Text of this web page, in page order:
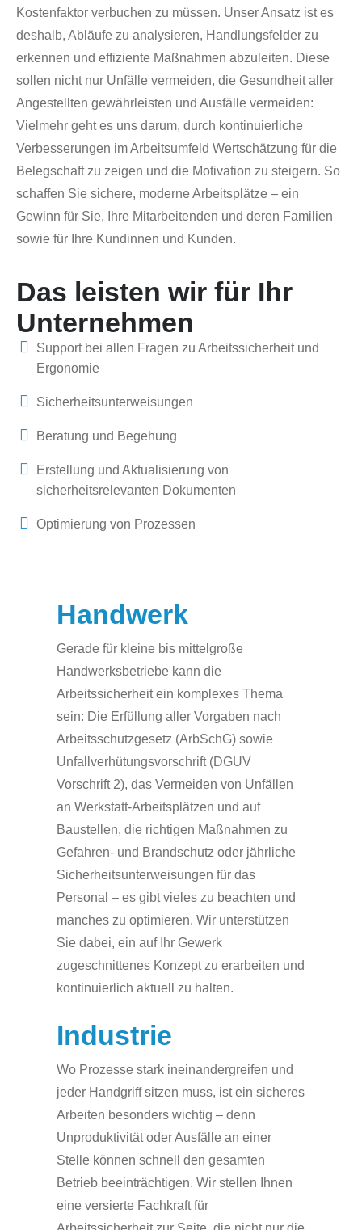
Kostenfaktor verbuchen zu müssen. Unser Ansatz ist es
deshalb, Abläufe zu analysieren, Handlungsfelder zu
erkennen und effiziente Maßnahmen abzuleiten. Diese
sollen nicht nur Unfälle vermeiden, die Gesundheit aller
Angestellten gewährleisten und Ausfälle vermeiden:
Vielmehr geht es uns darum, durch kontinuierliche
Verbesserungen im Arbeitsumfeld Wertschätzung für die
Belegschaft zu zeigen und die Motivation zu steigern. So
schaffen Sie sichere, moderne Arbeitsplätze – ein
Gewinn für Sie, Ihre Mitarbeitenden und deren Familien
sowie für Ihre Kundinnen und Kunden.
Das leisten wir für Ihr
Unternehmen
Support bei allen Fragen zu Arbeitssicherheit und
Ergonomie
Sicherheitsunterweisungen
Beratung und Begehung
Erstellung und Aktualisierung von
sicherheitsrelevanten Dokumenten
Optimierung von Prozessen
Handwerk
Gerade für kleine bis mittelgroße
Handwerksbetriebe kann die
Arbeitssicherheit ein komplexes Thema
sein: Die Erfüllung aller Vorgaben nach
Arbeitsschutzgesetz (ArbSchG) sowie
Unfallverhütungsvorschrift (DGUV
Vorschrift 2), das Vermeiden von Unfällen
an Werkstatt-Arbeitsplätzen und auf
Baustellen, die richtigen Maßnahmen zu
Gefahren- und Brandschutz oder jährliche
Sicherheitsunterweisungen für das
Personal – es gibt vieles zu beachten und
manches zu optimieren. Wir unterstützen
Sie dabei, ein auf Ihr Gewerk
zugeschnittenes Konzept zu erarbeiten und
kontinuierlich aktuell zu halten.
Industrie
Wo Prozesse stark ineinandergreifen und
jeder Handgriff sitzen muss, ist ein sicheres
Arbeiten besonders wichtig – denn
Unproduktivität oder Ausfälle an einer
Stelle können schnell den gesamten
Betrieb beeinträchtigen. Wir stellen Ihnen
eine versierte Fachkraft für